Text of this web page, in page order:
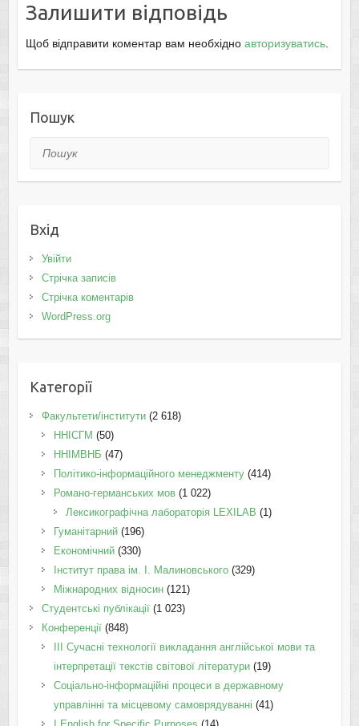
Залишити відповідь
Щоб відправити коментар вам необхідно авторизуватись.
Пошук
Пошук
Вхід
Увійти
Стрічка записів
Стрічка коментарів
WordPress.org
Категорії
Факультети/інститути(2 618)
ННІСГМ (50)
ННІМВНБ (47)
Політико-інформаційного менеджменту(414)
Романо-германських мов(1 022)
Лексикографічна лабораторія LEXILAB (1)
Гуманітарний(196)
Економічний(330)
Інститут права ім. І. Малиновського(329)
Міжнародних відносин(121)
Студентські публікації(1 023)
Конференції(848)
III Сучасні технології викладання англійської мови та
інтерпретації текстів світової літератури(19)
Соціально-інформаційні процеси в державному
управлінні та місцевому самоврядуванні (41)